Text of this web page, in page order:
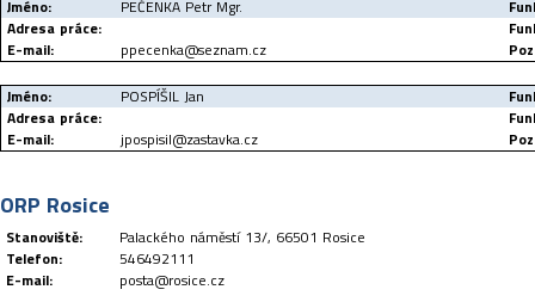
Jméno: PEČENKA Petr Mgr.
Adresa práce:
E-mail:
ppecenka@seznam.cz
Jméno: POSPÍŠIL Jan
Adresa práce:
E-mail:
jpospisil@zastavka.cz
ORP Rosice
Stanoviště:
Palackého náměstí 13/, 66501 Rosice
Telefon:
546492111
E-mail:
posta@rosice.cz